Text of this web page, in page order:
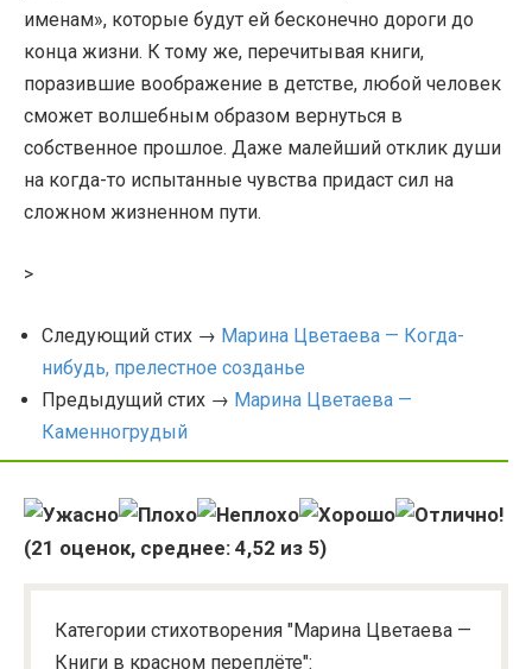
именам», которые будут ей бесконечно дороги до
конца жизни. К тому же, перечитывая книги,
поразившие воображение в детстве, любой человек
сможет волшебным образом вернуться в
собственное прошлое. Даже малейший отклик души
на когда-то испытанные чувства придаст сил на
сложном жизненном пути.
>
Следующий стих → Марина Цветаева — Когда-
нибудь, прелестное созданье
Предыдущий стих → Марина Цветаева —
Каменногрудый
(21 оценок, среднее: 4,52 из 5)
Категории стихотворения "Марина Цветаева —
Книги в красном переплёте":